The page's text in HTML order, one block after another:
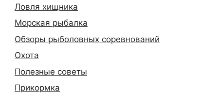
Ловля хищника
Морская рыбалка
Обзоры рыболовных соревнований
Охота
Полезные советы
Прикормка